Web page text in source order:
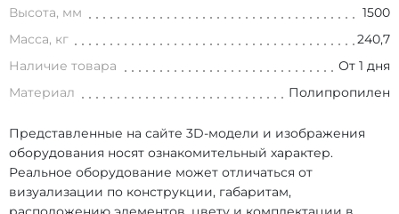
Высота, мм
1500
Масса, кг
240,7
Наличие товара
От 1 дня
Материал
Полипропилен
Представленные на сайте 3D-модели и изображения
оборудования носят ознакомительный характер.
Реальное оборудование может отличаться от
визуализации по конструкции, габаритам,